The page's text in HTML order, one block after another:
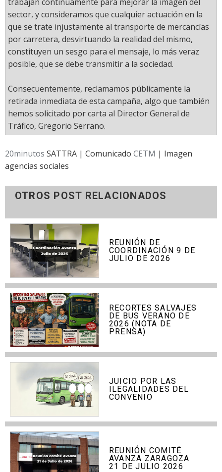
sector, y consideramos que cualquier actuación en la
que se trate injustamente al transporte de mercancías
por carretera, desvirtuando la realidad del mismo,
constituyen un sesgo para el mensaje, lo más veraz
posible, que se debe transmitir a la sociedad.
Consecuentemente, reclamamos públicamente la
retirada inmediata de esta campaña, algo que también
hemos solicitado por carta al Director General de
Tráfico, Gregorio Serrano.
20minutos SATTRA | Comunicado CETM | Imagen
agencias sociales
OTROS POST RELACIONADOS
REUNIÓN DE
COORDINACIÓN 9 DE
JULIO DE 2026
RECORTES SALVAJES
DE BUS VERANO DE
2026 (NOTA DE
PRENSA)
JUICIO POR LAS
ILEGALIDADES DEL
CONVENIO
REUNIÓN COMITÉ
AVANZA ZARAGOZA
21 DE JULIO 2026